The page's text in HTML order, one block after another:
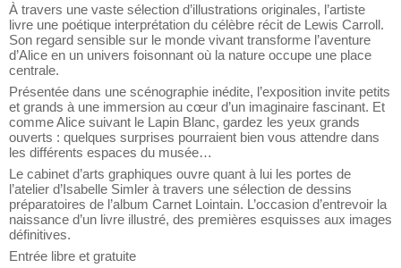
À travers une vaste sélection d’illustrations originales, l’artiste
livre une poétique interprétation du célèbre récit de Lewis Carroll.
Son regard sensible sur le monde vivant transforme l’aventure
d’Alice en un univers foisonnant où la nature occupe une place
centrale.
Présentée dans une scénographie inédite, l’exposition invite petits
et grands à une immersion au cœur d’un imaginaire fascinant. Et
comme Alice suivant le Lapin Blanc, gardez les yeux grands
ouverts : quelques surprises pourraient bien vous attendre dans
les différents espaces du musée…
Le cabinet d’arts graphiques ouvre quant à lui les portes de
l’atelier d’Isabelle Simler à travers une sélection de dessins
préparatoires de l’album Carnet Lointain. L’occasion d’entrevoir la
naissance d’un livre illustré, des premières esquisses aux images
définitives.
Entrée libre et gratuite